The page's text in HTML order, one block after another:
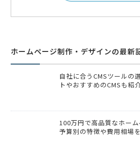
ホームページ制作・デザインの最新
自社に合うCMSツールの
トやおすすめのCMSも紹
100万円で高品質なホー
予算別の特徴や費用相場